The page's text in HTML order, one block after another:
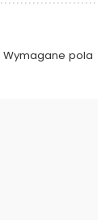
Wymagane pola